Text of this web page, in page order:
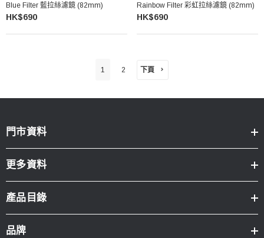
Blue Filter 藍拉絲濾鏡 (82mm)
HK$690
Rainbow Filter 彩虹拉絲濾鏡 (82mm)
HK$690
1 2 下頁
門市資料
更多資料
產品目錄
品牌